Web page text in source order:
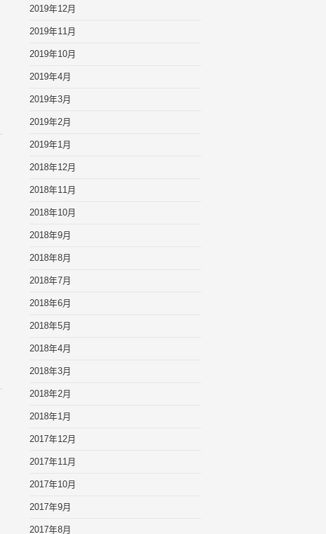
2019年12月
2019年11月
2019年10月
2019年4月
2019年3月
2019年2月
2019年1月
2018年12月
2018年11月
2018年10月
2018年9月
2018年8月
2018年7月
2018年6月
2018年5月
2018年4月
2018年3月
2018年2月
2018年1月
2017年12月
2017年11月
2017年10月
2017年9月
2017年8月